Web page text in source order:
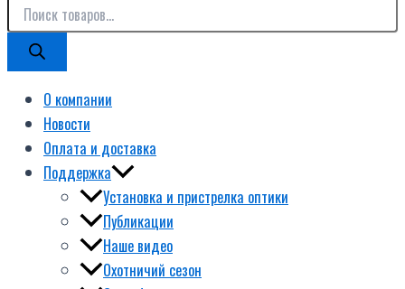
О компании
Новости
Оплата и доставка
Поддержка
Установка и пристрелка оптики
Публикации
Наше видео
Охотничий сезон